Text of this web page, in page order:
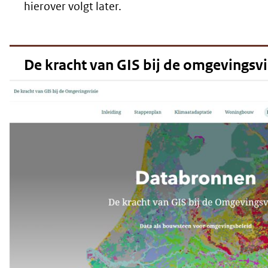
hierover volgt later.
De kracht van GIS bij de